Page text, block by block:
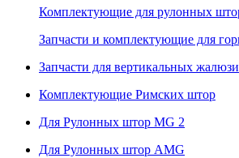
Комплектующие для рулонных
Запчасти и комплектующие для
Запчасти для вертикальных жалюзи
Комплектующие Римских штор
Для Рулонных штор MG 2
Для Рулонных штор AMG